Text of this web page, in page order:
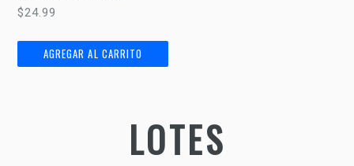
Precio
$24.99
LOTES